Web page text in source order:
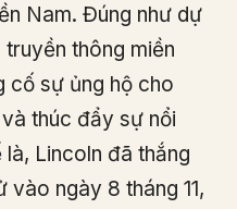
Nam. Đúng như dự
thông miền
cố sự ủng hộ cho
thúc đẩy sự nổi
Lincoln đã thắng
ngày 8 tháng 11,